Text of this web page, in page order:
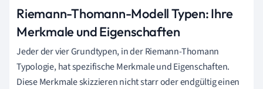
Riemann-Thomann-Modell Typen: Ihre
Merkmale und Eigenschaften
Jeder der vier Grundtypen, in der Riemann-Thomann
Typologie, hat spezifische Merkmale und Eigenschaften.
Diese Merkmale skizzieren nicht starr oder endgültig einen